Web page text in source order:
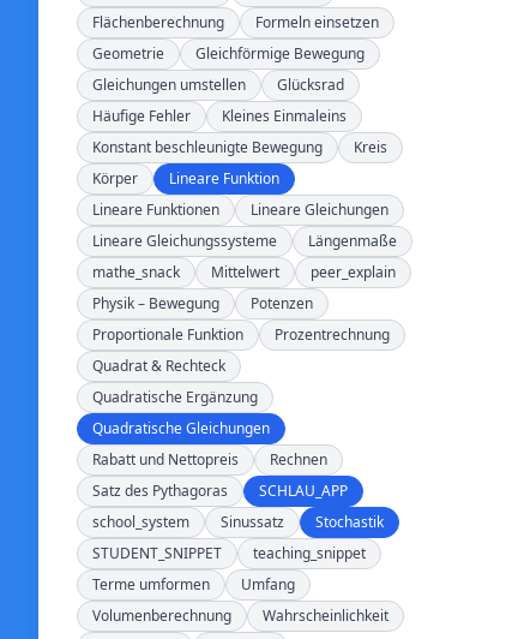
Flächenberechnung
Formeln einsetzen
Geometrie
Gleichförmige Bewegung
Gleichungen umstellen
Glücksrad
Häufige Fehler
Kleines Einmaleins
Konstant beschleunigte Bewegung
Kreis
Körper
Lineare Funktion
Lineare Funktionen
Lineare Gleichungen
Lineare Gleichungssysteme
Längenmaße
mathe_snack
Mittelwert
peer_explain
Physik – Bewegung
Potenzen
Proportionale Funktion
Prozentrechnung
Quadrat & Rechteck
Quadratische Ergänzung
Quadratische Gleichungen
Rabatt und Nettopreis
Rechnen
Satz des Pythagoras
SCHLAU_APP
school_system
Sinussatz
Stochastik
STUDENT_SNIPPET
teaching_snippet
Terme umformen
Umfang
Volumenberechnung
Wahrscheinlichkeit